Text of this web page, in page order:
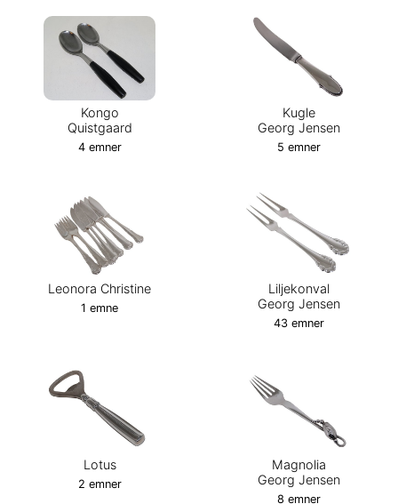
Kongo
Quistgaard
4 emner
Kugle
Georg Jensen
5 emner
Leonora Christine
1 emne
Liljekonval
Georg Jensen
43 emner
Lotus
2 emner
Magnolia
Georg Jensen
8 emner